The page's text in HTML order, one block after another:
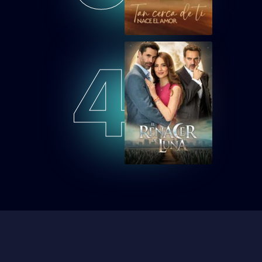
cielos 10
Capítulo 12
ESDLCT10EP13
El señor de los
cielos 10
Capítulo 13
ESDLCT10EP14
El señor de los
cielos 10
Capítulo 14
Capítulo 15
4